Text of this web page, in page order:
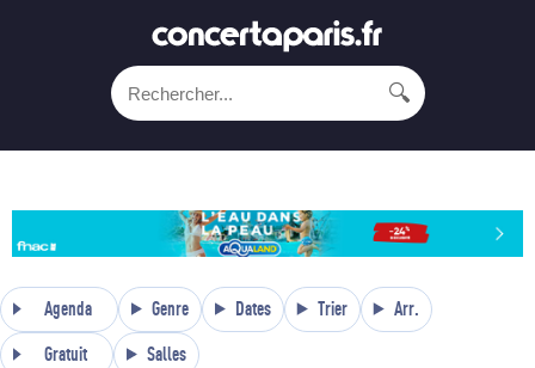
🔍
Agenda Genre Dates Trier Arr.
Gratuit Salles